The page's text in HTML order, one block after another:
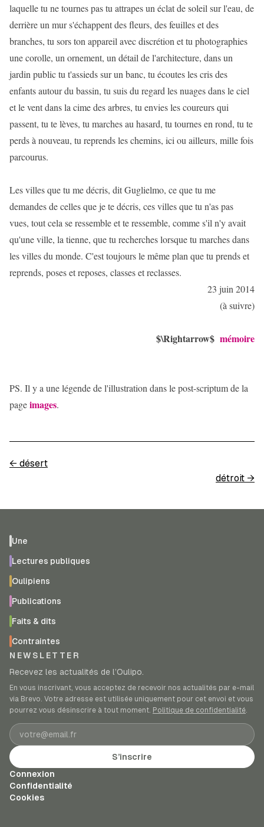
laquelle tu ne tournes pas tu attrapes un éclat de soleil sur l'eau, de
derrière un mur s'échappent des fleurs, des feuilles et des
branches, tu sors ton appareil avec discrétion et tu photographies
une corolle, un ornement, un détail de l'architecture, dans un
jardin public tu t'assieds sur un banc, tu écoutes les cris des
enfants autour du bassin, tu suis du regard les nuages dans le ciel
et le vent dans la cime des arbres, tu envies les coureurs qui
passent, tu te lèves, tu marches au hasard, tu tournes en rond, tu te
perds à nouveau, tu reprends les chemins, ici ou ailleurs, mille fois
parcourus.
Les villes que tu me décris, dit Guglielmo, ce que tu me
demandes de celles que je te décris, ces villes que tu n'as pas
vues, tout cela se ressemble et te ressemble, comme s'il n'y avait
qu'une ville, la tienne, que tu recherches lorsque tu marches dans
les villes du monde. C'est toujours le même plan que tu prends et
reprends, poses et reposes, classes et reclasses.
23 juin 2014
(à suivre)
$\Rightarrow$ mémoire
PS. Il y a une légende de l'illustration dans le post-scriptum de la
pageimages.
← désert
détroit →
Une
Lectures publiques
Oulipiens
Publications
Faits & dits
Contraintes
NEWSLETTER
Recevez les actualités de l’Oulipo.
En vous inscrivant, vous acceptez de recevoir nos actualités par e-mail
via Brevo. Votre adresse est utilisée uniquement pour cet envoi et vous
pourrez vous désinscrire à tout moment. Politique de confidentialité.
Adresse e-mail
S’inscrire
Connexion
Confidentialité
Cookies